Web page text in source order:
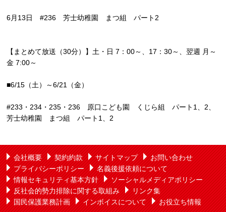
6月13日 #236 芳士幼稚園 まつ組 パート2
【まとめて放送（30分）】土・日 7：00～、17：30～、翌週 月～
金 7:00～
■6/15（土）～6/21（金）
#233・234・235・236 原口こども園 くじら組 パート1、2、
芳士幼稚園 まつ組 パート1、2
会社概要 契約約款 サイトマップ
お問い合わせ
プライバシーポリシー
名義後援依頼について
情報セキュリティ基本方針
ソーシャルメディアポリシー
反社会的勢力排除に関する取組み
リンク集
国民保護業務計画
インボイスについて お役立ち情報